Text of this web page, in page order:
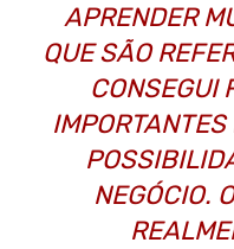
APRENDER
QUE SÃO
CONSEGUI
NEGÓCIO.